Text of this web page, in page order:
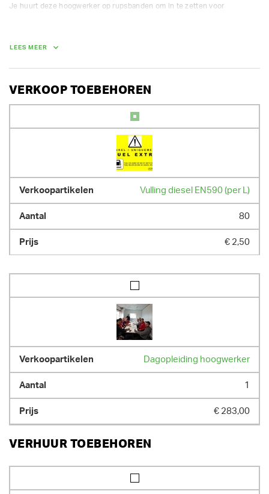
Je huurt deze hoogwerker op rupsbanden om in te zetten voor
Max. platformhoogte: 20,7 m
Draagvermogen platform: 250 kg
Platformrotatie: 90°
LEES MEER
VERKOOP TOEBEHOREN
Vulling diesel EN590 (per L)
80
€ 2,50
Dagopleiding hoogwerker
1
€ 283,00
VERHUUR TOEBEHOREN